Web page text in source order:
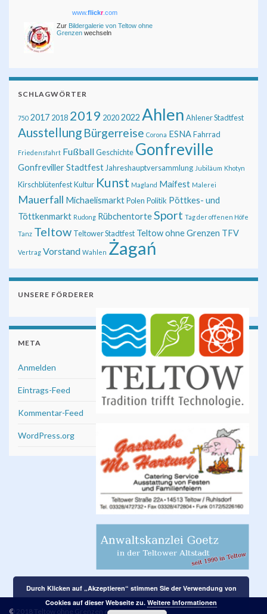
www.flickr.com
Zur Bildergalerie von Teltow ohne
Grenzen wechseln
SCHLAGWÖRTER
750 2017 2018 2019 20202022 Ahlen Ahlener Stadtfest
Ausstellung Bürgerreise Corona ESNAFahrrad
Friedensfahrt FußballGeschichte Gonfreville
Gonfreviller Stadtfest Jahreshauptversammlung Jubiläum Khotyn
KirschblütenfestKultur Kunst Magland Maifest Malerei
Mauerfall MichaelismarktPolen Politik Pöttkes- und
Töttkenmarkt Rudong RübchentorteSport Tag der offenen Höfe
Tanz Teltow Teltower Stadtfest Teltow ohne Grenzen TFV
Vertrag Vorstand Wahlen Żagań
UNSERE FÖRDERER
META
Anmelden
Eintrags-Feed
Kommentar-Feed
WordPress.org
© 2018 Teltow ohne Grenzen e. V.
Durch Klicken auf „Akzeptieren“ stimmen Sie der Verwendung von
Cookies auf dieser Webseite zu.Weitere Informationen